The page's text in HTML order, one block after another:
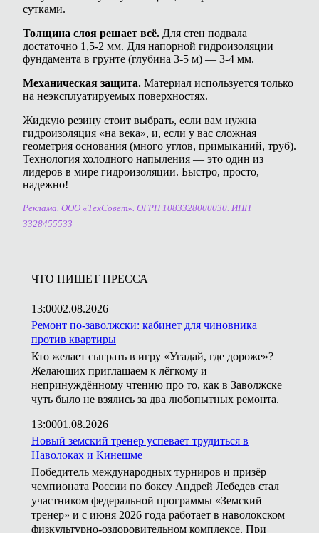
сутками.
Толщина слоя решает всё. Для стен подвала
достаточно 1,5-2 мм. Для напорной гидроизоляции
фундамента в грунте (глубина 3-5 м) — 3-4 мм.
Механическая защита. Материал используется только
на неэксплуатируемых поверхностях.
Жидкую резину стоит выбрать, если вам нужна
гидроизоляция «на века», и, если у вас сложная
геометрия основания (много углов, примыканий, труб).
Технология холодного напыления — это один из
лидеров в мире гидроизоляции. Быстро, просто,
надежно!
Реклама. ООО «ТехСовет». ОГРН 1083328000030. ИНН
3328455533
ЧТО ПИШЕТ ПРЕССА
13:0002.08.2026
Ремонт по-заволжски: кабинет для чиновника
против квартиры
Кто желает сыграть в игру «Угадай, где дороже»?
Желающих приглашаем к лёгкому и
непринуждённому чтению про то, как в Заволжске
чуть было не взялись за два любопытных ремонта.
13:0001.08.2026
Новый земский тренер успевает трудиться в
Наволоках и Кинешме
Победитель международных турниров и призёр
чемпионата России по боксу Андрей Лебедев стал
участником федеральной программы «Земский
тренер» и с июня 2026 года работает в наволокском
физкультурно-оздоровительном комплексе. При